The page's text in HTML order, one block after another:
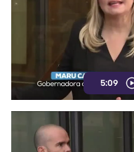
5:09